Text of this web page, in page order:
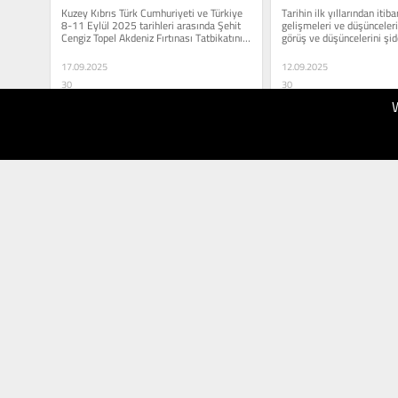
Kuzey Kıbrıs Türk Cumhuriyeti ve Türkiye
8-11 Eylül 2025 tarihleri arasında Şehit
Cengiz Topel Akdeniz Fırtınası Tatbikatını
yaptı....
17.09.2025
30
Tarihin ilk yıllarından
gelişmeleri ve
görüş ve düşüncelerini
12.09.2025
30